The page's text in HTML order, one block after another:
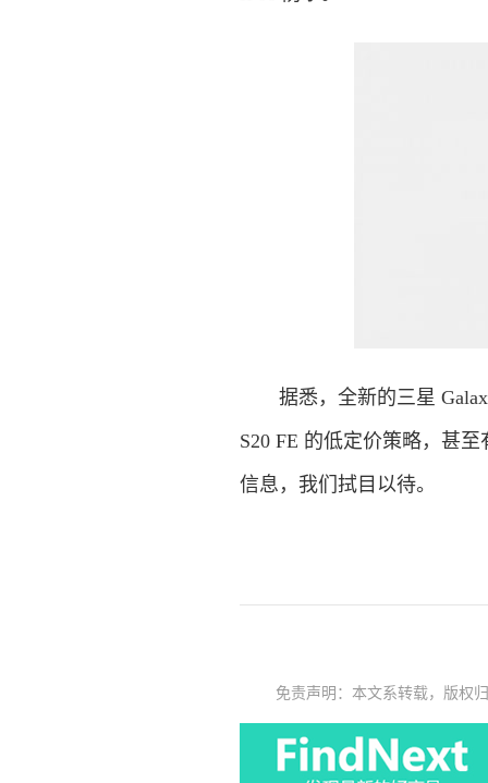
据悉，全新的三星 Galaxy
S20 FE 的低定价策略，甚
信息，我们拭目以待。
免责声明：本文系转载，版权